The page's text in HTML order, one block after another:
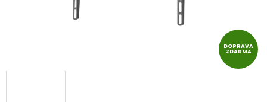
DOPRAVA
ZDARMA